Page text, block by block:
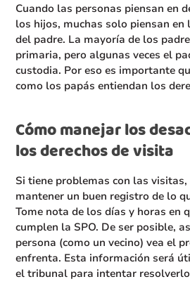
Cuando las personas piensan en
los hijos, muchas solo piensan en
del padre. La mayoría de los
primaria, pero algunas veces el
custodia. Por eso es importante
como los papás entiendan los
Cómo manejar los
los derechos de visita
Si tiene problemas con las visitas,
mantener un buen registro de lo
Tome nota de los días y horas en
cumplen la SPO. De ser posible,
persona (como un vecino) vea el
enfrenta. Esta información será
el tribunal para intentar